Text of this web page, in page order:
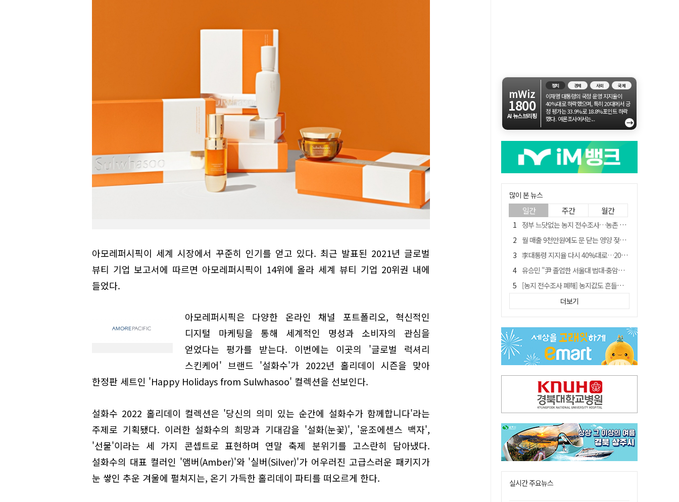
아모레퍼시픽이 세계 시장에서 꾸준히 인기를 얻고 있다. 최근 발표된 2021년 글로벌
뷰티 기업 보고서에 따르면 아모레퍼시픽이 14위에 올라 세계 뷰티 기업 20위권 내에
들었다.
아모레퍼시픽은 다양한 온라인 채널 포트폴리오, 혁신적인
디지털 마케팅을 통해 세계적인 명성과 소비자의 관심을
얻었다는 평가를 받는다. 이번에는 이곳의 '글로벌 럭셔리
스킨케어' 브랜드 '설화수'가 2022년 홀리데이 시즌을 맞아
한정판 세트인 'Happy Holidays from Sulwhasoo' 컬렉션을 선보인다.
설화수 2022 홀리데이 컬렉션은 '당신의 의미 있는 순간에 설화수가 함께합니다'라는
주제로 기획됐다. 이러한 설화수의 희망과 기대감을 '설화(눈꽃)', '윤조에센스 백자',
'선물'이라는 세 가지 콘셉트로 표현하며 연말 축제 분위기를 고스란히 담아냈다.
설화수의 대표 컬러인 '앰버(Amber)'와 '실버(Silver)'가 어우러진 고급스러운 패키지가
눈 쌓인 추운 겨울에 펼쳐지는, 온기 가득한 홀리데이 파티를 떠오르게 한다.
mWiz
1800
AI 뉴스브리핑
정치 경제 사회 국제
이재명 대통령의 국정 운영 지지율이
40%대로 하락했으며, 특히 20대에서 긍
정 평가는 33.9%로 18.8%포인트 하락
했다. 여론조사에서는...
→
많이 본 뉴스
일간 주간 월간
정부 느닷없는 농지 전수조사…농촌 들쑤시는 '경자유전'의 칼날
월 매출 9천만원에도 문 닫는 영양 젖소농장… "일할 사람이 없어"
李대통령 지지율 다시 40%대로…20대는 18.8%p 급락
유승민 "尹 졸업한 서울대 법대·충암고도 없애야"…李 육사 통합 직격
[농지 전수조사 폐해] 농지값도 흔들리나…"도지 막히면 헐값 매물 나올 수도"
지역활성화 펀드 9호…포항 AI 데이터센터에 6천억 투입
경북 영천시, 9월부터 11월까지 반값 여행 혜택 제공
아쉬운 태클
'솔리다임 IPO 추진설' SK하이닉스, 주가 9% 급락
더보기
실시간 주요뉴스